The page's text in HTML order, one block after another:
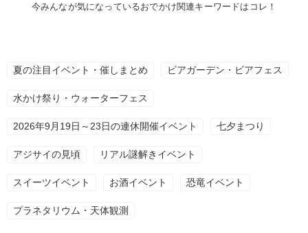
今みんなが気になっているおでかけ関連キーワードはコレ！
夏の注目イベント・催しまとめ ビアガーデン・ビアフェス
水かけ祭り・ウォーターフェス
2026年9月19日～23日の連休開催イベント 七夕まつり
アジサイの見頃 リアル謎解きイベント
スイーツイベント お酒イベント 恐竜イベント
プラネタリウム・天体観測